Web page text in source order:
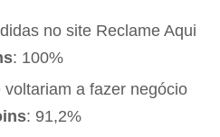
no site Reclame Aqui
: 100%
a fazer negócio
: 91,2%